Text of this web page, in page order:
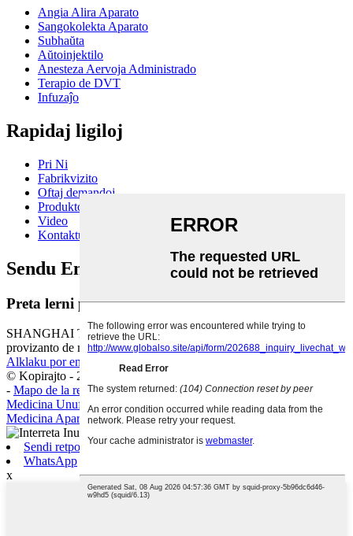
Angia Alira Aparato
Sangokolekta Aparato
Subhaŭta
Aŭtoinjektilo
Anesteza Aervoja Administrado
Terapio de DVT
Infuzaĵo
Rapidaj ligiloj
Pri Ni
Fabrikvizito
Oftaj demandoj
Produktoj pri Angia Aliro
Video
Kontaktu nin
Sendu Enketon:
Preta lerni pli
SHANGHAI TEAMSTAND CORPORATION estas profesia
provizanto de medicinaj produktoj kaj solvoj.
Alklaku por enketo
© Kopirajto - 2010-2025 : Ĉiuj Rajtoj Rezervitaj.
- Mapo de la retejo
Medicina Unufoja,Medicina Provizaĵo, Reklamaj injektiloj,
Medicina Aparato,Medicinaj Konsumaĵoj,Medicinaj Provizoj
Sendi retpoŝton
WhatsApp
x